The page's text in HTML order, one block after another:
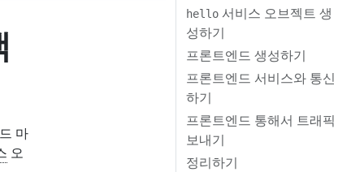
hello 서비스 오브젝트 생
성하기
프론트엔드 생성하기
프론트엔드 서비스와 통신
하기
프론트엔드 통해서 트래픽
보내기
정리하기
마
오